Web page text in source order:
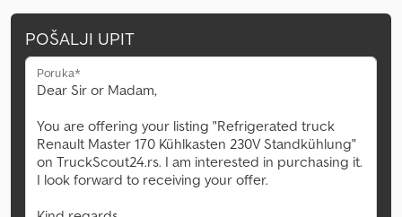
POŠALJI UPIT
Poruka*